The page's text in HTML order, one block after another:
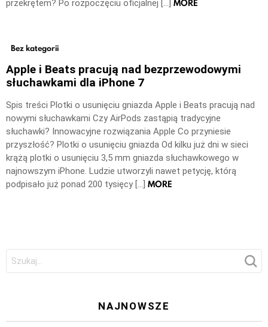
przekrętem? Po rozpoczęciu oficjalnej […] MORE
Bez kategorii
Apple i Beats pracują nad bezprzewodowymi
słuchawkami dla iPhone 7
Spis treści Plotki o usunięciu gniazda Apple i Beats pracują nad
nowymi słuchawkami Czy AirPods zastąpią tradycyjne
słuchawki? Innowacyjne rozwiązania Apple Co przyniesie
przyszłość? Plotki o usunięciu gniazda Od kilku już dni w sieci
krążą plotki o usunięciu 3,5 mm gniazda słuchawkowego w
najnowszym iPhone. Ludzie utworzyli nawet petycję, którą
podpisało już ponad 200 tysięcy […] MORE
Szukaj:
NAJNOWSZE